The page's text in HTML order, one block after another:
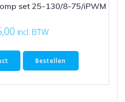
set 25-130/8-75/iPWM
incl. BTW
Bestellen